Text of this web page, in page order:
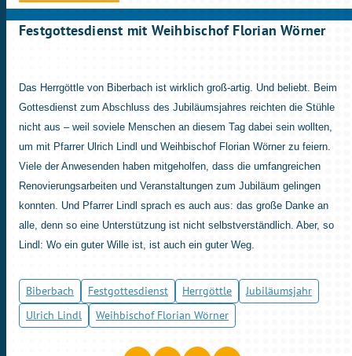
Festgottesdienst mit Weihbischof Florian Wörner
Das Herrgöttle von Biberbach ist wirklich groß-artig. Und beliebt. Beim
Gottesdienst zum Abschluss des Jubiläumsjahres reichten die Stühle
nicht aus – weil soviele Menschen an diesem Tag dabei sein wollten,
um mit Pfarrer Ulrich Lindl und Weihbischof Florian Wörner zu feiern.
Viele der Anwesenden haben mitgeholfen, dass die umfangreichen
Renovierungsarbeiten und Veranstaltungen zum Jubiläum gelingen
konnten. Und Pfarrer Lindl sprach es auch aus: das große Danke an
alle, denn so eine Unterstützung ist nicht selbstverständlich. Aber, so
Lindl: Wo ein guter Wille ist, ist auch ein guter Weg.
Biberbach Festgottesdienst Herrgöttle
Jubiläumsjahr
Ulrich Lindl
Weihbischof Florian Wörner